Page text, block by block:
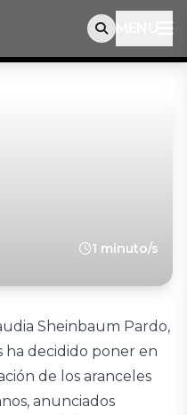
MENU
1 minuto/s
Sheinbaum Pardo,
ha decidido poner en
de los aranceles
anunciados